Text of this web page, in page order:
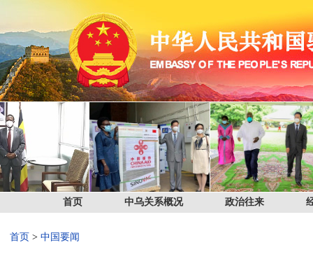
首页 中乌关系概况 政治往来
首页 > 中国要闻